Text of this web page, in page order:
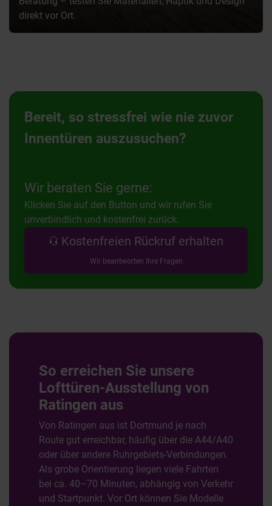
direkt vor Ort.
Bereit, so stressfrei wie nie zuvor
Innentüren auszusuchen?
Wir beraten Sie gerne:
Klicken Sie auf den Button und wir rufen Sie
unverbindlich und kostenfrei zurück.
Kostenfreien Rückruf erhalten
Wir beantworten Ihre Fragen
So erreichen Sie unsere
Lofttüren-Ausstellung von
Ratingen aus
Von Ratingen aus ist Dortmund je nach
Route gut erreichbar, häufig über die A44/A40
oder über andere Ruhrgebiets-Verbindungen.
Als grobe Orientierung liegen viele Fahrten
bei ca. 40–70 Minuten, abhängig von Verkehr
und Startpunkt. Vor Ort können Sie Modelle